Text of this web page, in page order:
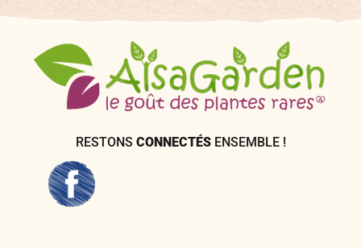
RESTONS CONNECTÉS ENSEMBLE !